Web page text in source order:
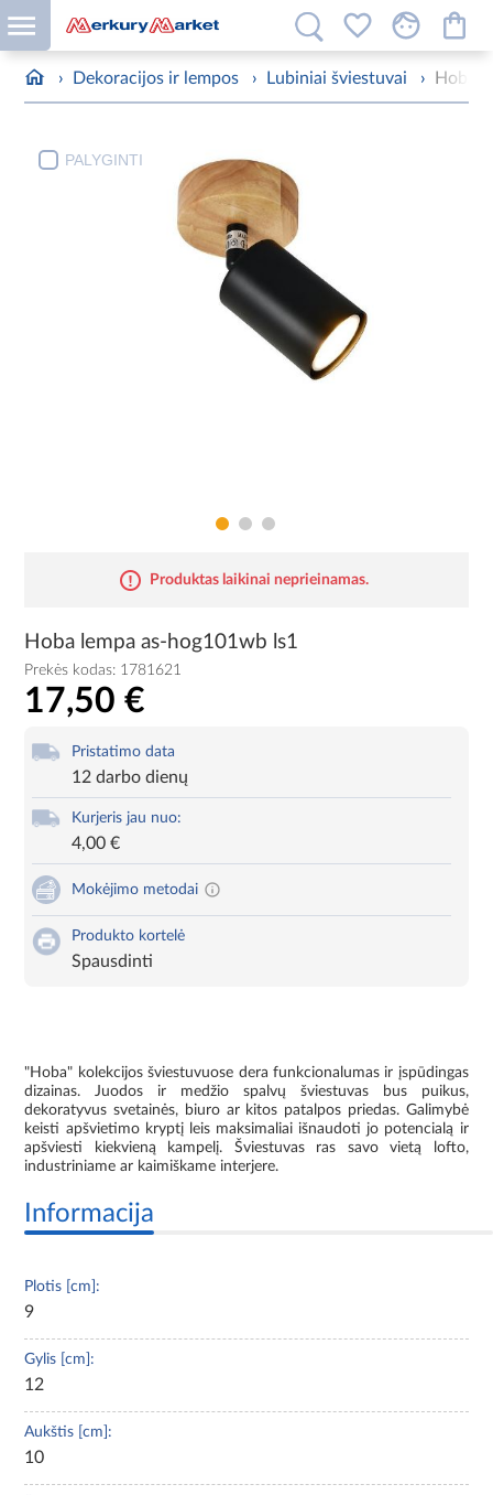
› Dekoracijos ir lempos › Lubiniai šviestuvai › Hoba
PALYGINTI
Produktas laikinai neprieinamas.
Hoba lempa as-hog101wb ls1
Prekės kodas: 1781621
17,50 €
Pristatimo data
12 darbo dienų
Kurjeris jau nuo:
4,00 €
Mokėjimo metodai
Produkto kortelė
Spausdinti
"Hoba" kolekcijos šviestuvuose dera funkcionalumas ir įspūdingas
dizainas. Juodos ir medžio spalvų šviestuvas bus puikus,
dekoratyvus svetainės, biuro ar kitos patalpos priedas. Galimybė
keisti apšvietimo kryptį leis maksimaliai išnaudoti jo potencialą ir
apšviesti kiekvieną kampelį. Šviestuvas ras savo vietą lofto,
industriniame ar kaimiškame interjere.
Informacija
Plotis [cm]:
9
Gylis [cm]:
12
Aukštis [cm]:
10